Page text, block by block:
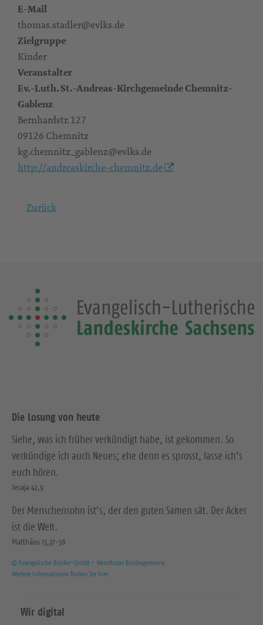
E-Mail
thomas.stadler@evlks.de
Zielgruppe
Kinder
Veranstalter
Ev.-Luth. St.-Andreas-Kirchgemeinde Chemnitz-
Gablenz
Bernhardstr. 127
09126 Chemnitz
kg.chemnitz_gablenz@evlks.de
http://andreaskirche-chemnitz.de
Zurück
Die Losung von heute
Siehe, was ich früher verkündigt habe, ist gekommen. So
verkündige ich auch Neues; ehe denn es sprosst, lasse ich’s
euch hören.
Jesaja 42,9
Der Menschensohn ist’s, der den guten Samen sät. Der Acker
ist die Welt.
Matthäus 13,37-38
© Evangelische Brüder-Unität – Herrnhuter Brüdergemeine
Weitere Informationen finden Sie hier
Wir digital